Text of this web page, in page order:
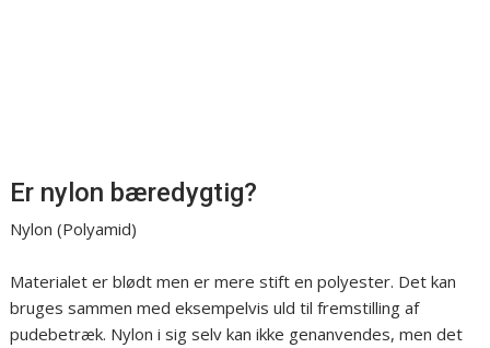
Er nylon bæredygtig?
Nylon (Polyamid)
Materialet er blødt men er mere stift en polyester. Det kan
bruges sammen med eksempelvis uld til fremstilling af
pudebetræk. Nylon i sig selv kan ikke genanvendes, men det